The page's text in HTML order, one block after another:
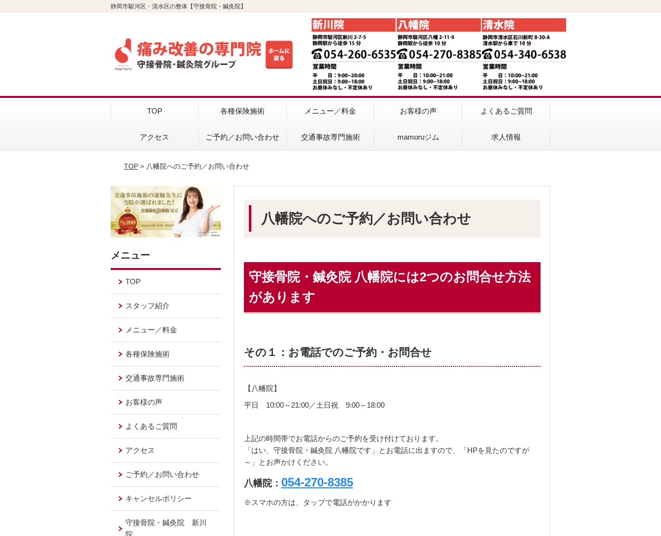
静岡市駿河区・清水区の整体【守接骨院・鍼灸院】
TOP 各種保険施術 メニュー／料金 お客様の声 よくあるご質問
アクセス ご予約／お問い合わせ 交通事故専門施術 mamoruジム 求人情報
TOP> 八幡院へのご予約／お問い合わせ
八幡院へのご予約／お問い合わせ
守接骨院・鍼灸院 八幡院には2つのお問合せ方法
があります
その１：お電話でのご予約・お問合せ
【八幡院】
平日 10:00～21:00／土日祝 9:00～18:00
上記の時間帯でお電話からのご予約を受け付けております。
「はい、守接骨院・鍼灸院 八幡院です」とお電話に出ますので、「HPを見たのですが
～」とお声かけください。
八幡院： 054-270-8385
※スマホの方は、タップで電話がかかります
メニュー
TOP
スタッフ紹介
メニュー／料金
各種保険施術
交通事故専門施術
お客様の声
よくあるご質問
アクセス
ご予約／お問い合わせ
キャンセルポリシー
守接骨院・鍼灸院 新川
院